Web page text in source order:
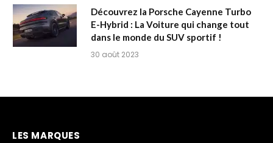
Découvrez la Porsche Cayenne Turbo
E-Hybrid : La Voiture qui change tout
dans le monde du SUV sportif !
30 août 2023
LES MARQUES